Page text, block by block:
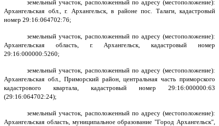
земельный участок, расположенный по адресу (местоположение):
Архангельская обл., г. Архангельск, в районе пос. Талаги, кадастровый
номер 29:16:064702:76;
земельный участок, расположенный по адресу (местоположение):
Архангельская область, г. Архангельск, кадастровый номер
29:16:000000:5260;
земельный участок, расположенный по адресу (местоположение):
Архангельская обл., Приморский район, центральная часть приморского
кадастрового квартала, кадастровый номер 29:16:000000:63
(29:16:064702:24);
земельный участок, расположенный по адресу (местоположение):
Архангельская область, муниципальное образование "Город Архангельск",